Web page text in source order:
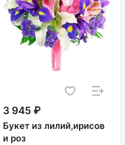
3 945 ₽
Букет из лилий,ирисов
и роз